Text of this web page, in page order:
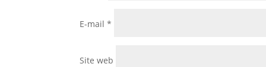
E-mail*
Site web